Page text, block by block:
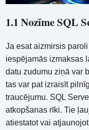
1.1 Nozīme SQL
Ja esat aizmirsis
iespējamās izmaksas
datu zudumu ziņā var
tas var pat izraisīt
traucējumu. SQL
atkopšanas rīki. Tie
atiestatot vai